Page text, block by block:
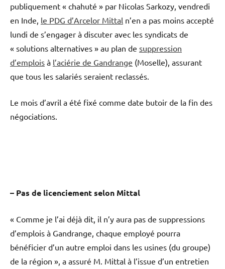
publiquement « chahuté » par Nicolas Sarkozy, vendredi
en Inde, le PDG d’Arcelor Mittal n’en a pas moins accepté
lundi de s’engager à discuter avec les syndicats de
« solutions alternatives » au plan de suppression
d’emplois à l’aciérie de Gandrange (Moselle), assurant
que tous les salariés seraient reclassés.
Le mois d’avril a été fixé comme date butoir de la fin des
négociations.
– Pas de licenciement selon Mittal
« Comme je l’ai déjà dit, il n’y aura pas de suppressions
d’emplois à Gandrange, chaque employé pourra
bénéficier d’un autre emploi dans les usines (du groupe)
de la région », a assuré M. Mittal à l’issue d’un entretien